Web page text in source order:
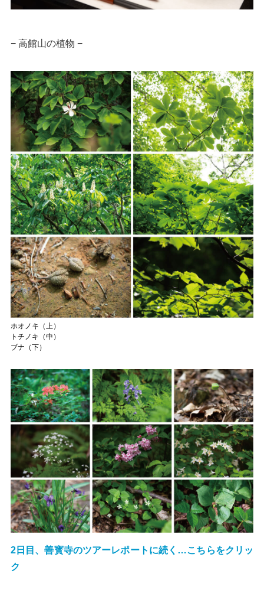
− 高館山の植物 −
ホオノキ（上）
トチノキ（中）
ブナ（下）
2日目、善寳寺のツアーレポートに続く…こちらをクリッ
ク